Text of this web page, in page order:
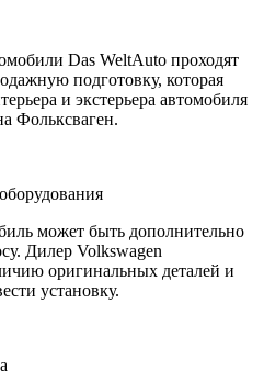
Das WeltAuto проходят
подготовку, которая
и экстерьера автомобиля
Фольксваген.
может быть дополнительно
Дилер Volkswagen
оригинальных деталей и
установку.